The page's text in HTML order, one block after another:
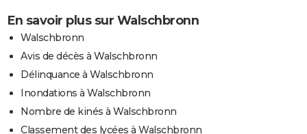
En savoir plus sur Walschbronn
Walschbronn
Avis de décès à Walschbronn
Délinquance à Walschbronn
Inondations à Walschbronn
Nombre de kinés à Walschbronn
Classement des lycées à Walschbronn